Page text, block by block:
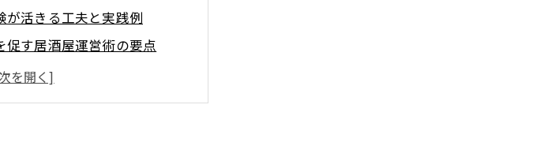
が活きる工夫と実践例
促す居酒屋運営術の要点
度を高める対応力の磨き方
屋運営の質を向上させる方法